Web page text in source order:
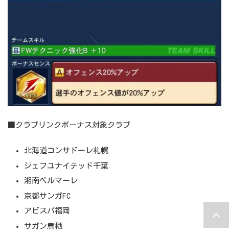
■クラブリンクボーナス対象クラブ
北海道コンサドーレ札幌
ジェフユナイテッド千葉
湘南ベルマーレ
京都サンガFC
アビスパ福岡
サガン鳥栖